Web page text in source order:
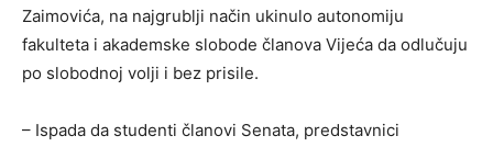
Zaimovića, na najgrublji način ukinulo autonomiju
fakulteta i akademske slobode članova Vijeća da odlučuju
po slobodnoj volji i bez prisile.
– Ispada da studenti članovi Senata, predstavnici